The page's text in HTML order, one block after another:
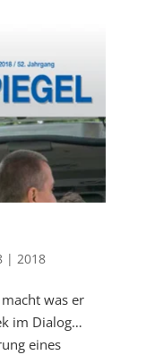
| 2018
was er
im Dialog…
eines